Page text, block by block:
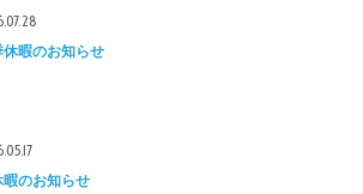
休暇のお知らせ
暇のお知らせ